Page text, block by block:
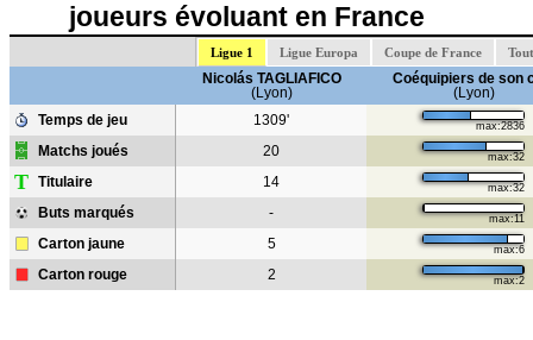
joueurs évoluant en France
Ligue 1 Ligue Europa Coupe de France
Nicolás TAGLIAFICO
(Lyon)
Coéquipiers de son
(Lyon)
Temps de jeu
1309' max:2836
Matchs joués 20 max:32
T Titulaire 14 max:32
Buts marqués - max:11
Carton jaune 5 max:6
Carton rouge 2 max:2